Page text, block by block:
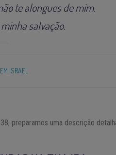
te alongues de mim.
salvação.
ISRAEL
preparamos uma descrição